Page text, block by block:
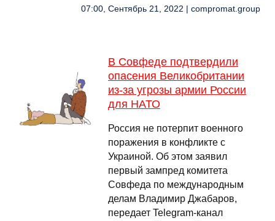
07:00, Сентябрь 21, 2022 | compromat.group
В Совфеде подтвердили
опасения Великобритании
из-за угрозы армии России
для НАТО
Россия не потерпит военного
поражения в конфликте с
Украиной. Об этом заявил
первый зампред комитета
Совфеда по международным
делам Владимир Джабаров,
передает Telegram-канал